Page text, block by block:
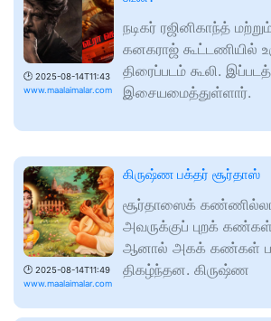
🕑 2025-08-14T11:43
www.maalaimalar.com
நடிகர் ரஜினிகாந்த்
கனகராஜ் கூட்டணியில்
திரைப்படம் கூலி.
இசையமைத்துள்ளார்.
🕑 2025-08-14T11:49
www.maalaimalar.com
கிருஷ்ண பக்தர் சூர்தாஸ்
சூர்தாஸைக்
அவருக்குப் புறக்
ஆனால் அகக் கண்கள் பல
திகழ்ந்தன. கிருஷ்ண